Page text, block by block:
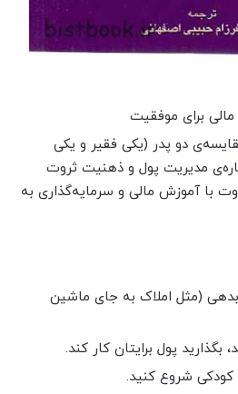
برای موفقیت
دو پدر (یکی فقیر و یکی
مدیریت پول و ذهنیت ثروت
با آموزش مالی و سرمایه‌گذاری به
بدهی (مثل املاک به جای ماشین
بگذارید پول برایتان کار کند.
کودکی شروع کنید.